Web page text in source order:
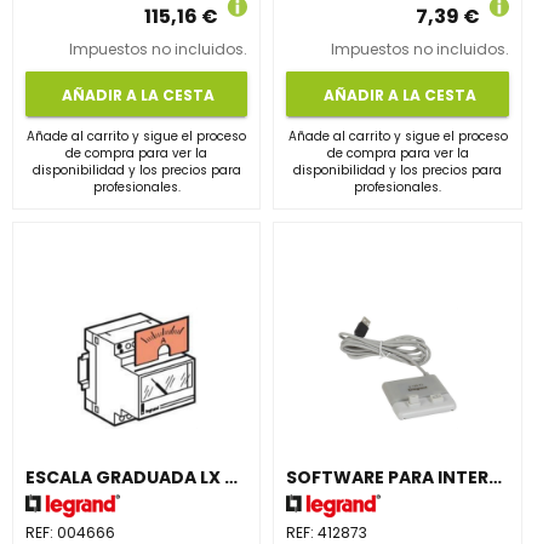
115,16 €
Impuestos no incluidos.
AÑADIR A LA CESTA
Añade al carrito y sigue el proceso
de compra para ver la
disponibilidad y los precios para
profesionales.
7,39 €
Impuestos no incluidos.
AÑADIR A LA CESTA
Añade al carrito y sigue el proceso
de compra para ver la
disponibilidad y los precios para
profesionales.
ESCALA GRADUADA LX 0-1250A
REF: 004666
SOFTWARE PARA INTERFAZ PC
REF:412873